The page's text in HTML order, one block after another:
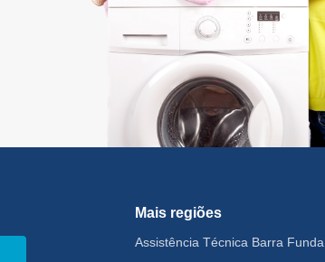
Mais regiões
Assistência Técnica Barra Funda